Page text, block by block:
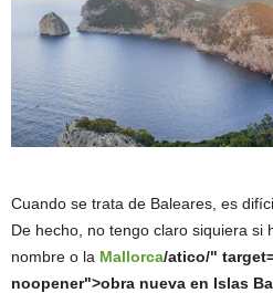
Cuando se trata de Baleares, es
De hecho, no tengo claro siquiera si
nombre o la Mallorca/atico/"
noopener">obra nueva en Islas